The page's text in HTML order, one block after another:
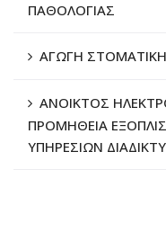
ΠΑΘΟΛΟΓΙΑΣ
ΑΓΩΓΗ
ΑΝΟΙΚΤΟΣ
ΠΡΟΜΗΘΕΙΑ
ΥΠΗΡΕΣΙΩΝ